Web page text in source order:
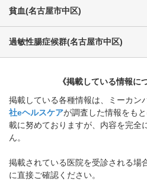
貧血(名古屋市中区)
過敏性腸症候群(名古屋市中区)
《掲載している情報に
掲載している各種情報は、ミーカン
社eヘルスケアが調査した情報をも
載に努めておりますが、内容を完全
ん。
掲載されている医院を受診される場
に直接ご確認ください。